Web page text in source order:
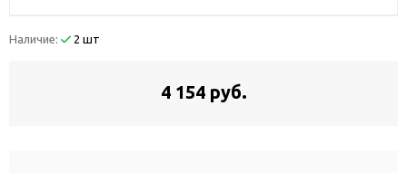
Наличие: 2 шт
4 154 руб.